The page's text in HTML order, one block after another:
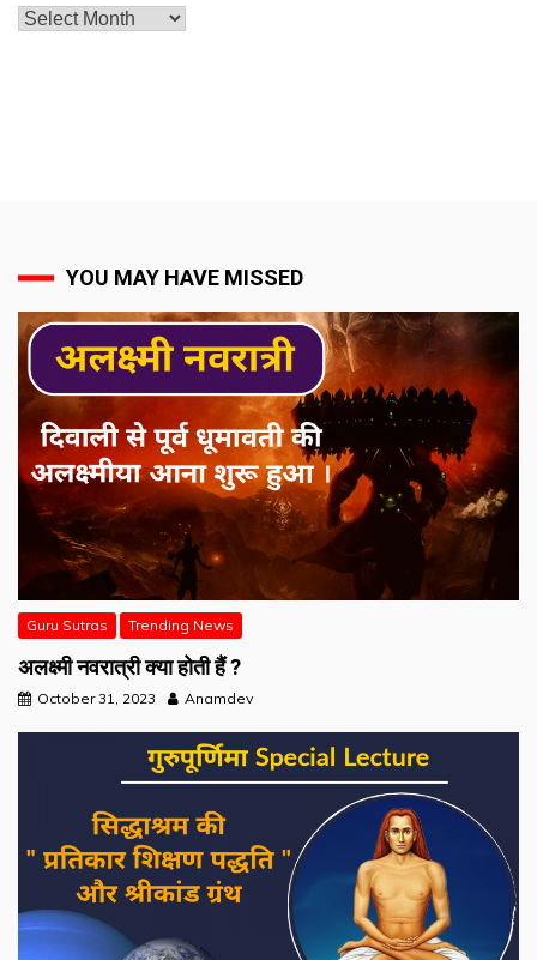
Archives
YOU MAY HAVE MISSED
Guru Sutras Trending News
अलक्ष्मी नवरात्री क्या होती हैं ?
October 31, 2023 Anamdev